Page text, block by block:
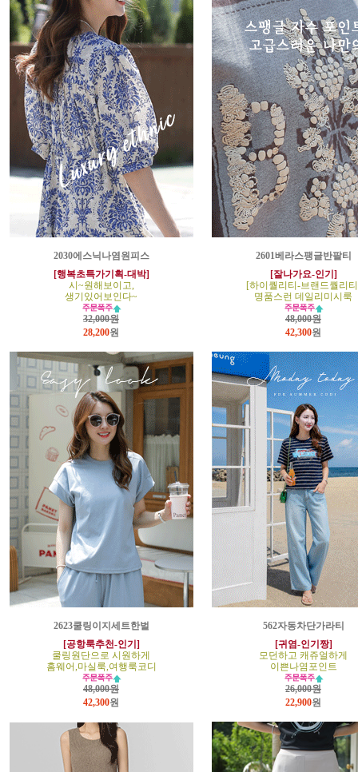
2030에스닉나염원피스
[행복초특가기획-대박]
시~원해보이고,
생기있어보인다~
32,000원
28,200원
2601베라스팽글반팔티
[잘나가요-인기]
[하이퀄리티-브랜드퀄리
명품스런 데일리미시룩
48,000원
42,300원
2623쿨링이지세트한벌
[공항룩추천-인기]
쿨링원단으로 시원하게
홈웨어,마실룩,여행룩코디
48,000원
42,300원
562자동차단가라티
[귀염-인기짱]
모던하고 캐쥬얼하게
이쁜나염포인트
26,000원
22,900원